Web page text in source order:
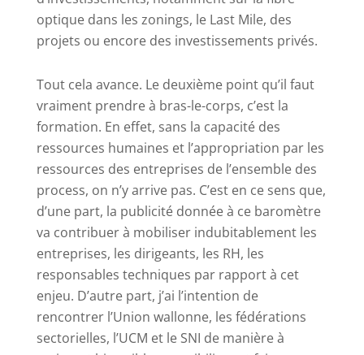
optique dans les zonings, le Last Mile, des
projets ou encore des investissements privés.
Tout cela avance. Le deuxième point qu’il faut
vraiment prendre à bras-le-corps, c’est la
formation. En effet, sans la capacité des
ressources humaines et l’appropriation par les
ressources des entreprises de l’ensemble des
process, on n’y arrive pas. C’est en ce sens que,
d’une part, la publicité donnée à ce baromètre
va contribuer à mobiliser indubitablement les
entreprises, les dirigeants, les RH, les
responsables techniques par rapport à cet
enjeu. D’autre part, j’ai l’intention de
rencontrer l’Union wallonne, les fédérations
sectorielles, l’UCM et le SNI de manière à